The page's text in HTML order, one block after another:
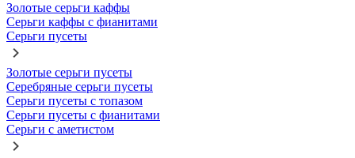
Золотые серьги каффы
Серьги каффы с фианитами
Серьги пусеты
Золотые серьги пусеты
Серебряные серьги пусеты
Серьги пусеты с топазом
Серьги пусеты с фианитами
Серьги с аметистом